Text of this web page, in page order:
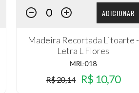
ADICIONAR
Madeira Recortada Litoarte -
Letra L Flores
MRL-018
R$ 20,14 R$ 10,70